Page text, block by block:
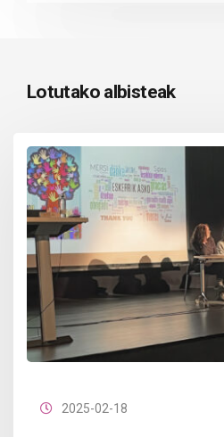
Lotutako albisteak
2025-02-18